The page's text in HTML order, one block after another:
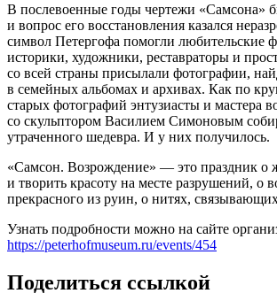
В послевоенные годы чертежи «Самсона»
и вопрос его восстановления казался
символ Петергофа помогли любительские
историки, художники, реставраторы и
со всей страны присылали фотографии,
в семейных альбомах и архивах. Как по
старых фотографий энтузиасты и мастера
со скульптором Василием Симоновым
утраченного шедевра. И у них получилось.
«Самсон. Возрождение» — это праздник о
и творить красоту на месте разрушений, о
прекрасного из руин, о нитях,
Узнать подробности можно на сайте
https://peterhofmuseum.ru/events/454
Поделиться ссылкой